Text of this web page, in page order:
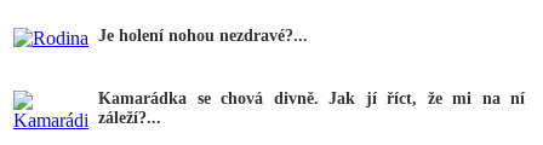
Je holení nohou nezdravé?...
Kamarádka se chová divně. Jak jí říct, že mi na ní
záleží?...